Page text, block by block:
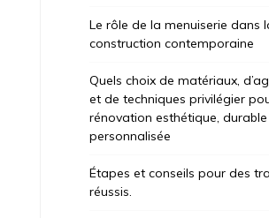
Le rôle de la menuiserie dans
construction contemporaine
Quels choix de matériaux,
et de techniques privilégier
rénovation esthétique,
personnalisée
Étapes et conseils pour des
réussis.